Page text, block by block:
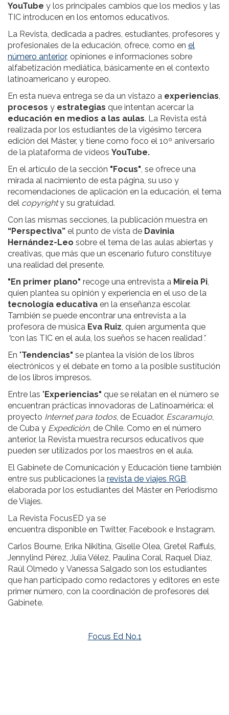
YouTube y los principales cambios que los medios y las
TIC introducen en los entornos educativos.
La Revista, dedicada a padres, estudiantes, profesores y
profesionales de la educación, ofrece, como en el
número anterior, opiniones e informaciones sobre
alfabetización mediática, básicamente en el contexto
latinoamericano y europeo.
En esta nueva entrega se da un vistazo a experiencias,
procesos y estrategias que intentan acercar la
educación en medios a las aulas. La Revista está
realizada por los estudiantes de la vigésimo tercera
edición del Máster, y tiene como foco el 10º aniversario
de la plataforma de vídeos YouTube.
En el artículo de la sección "Focus", se ofrece una
mirada al nacimiento de esta página, su uso y
recomendaciones de aplicación en la educación, el tema
del copyrighty su gratuidad.
Con las mismas secciones, la publicación muestra en
“Perspectiva” el punto de vista de Davinia
Hernández-Leo sobre el tema de las aulas abiertas y
creativas, que más que un escenario futuro constituye
una realidad del presente.
"En primer plano" recoge una entrevista a Mireia Pi,
quien plantea su opinión y experiencia en el uso de la
tecnología educativa en la enseñanza escolar.
También se puede encontrar una entrevista a la
profesora de música Eva Ruiz, quien argumenta que
“con las TIC en el aula, los sueños se hacen realidad”.
En "Tendencias" se plantea la visión de los libros
electrónicos y el debate en torno a la posible sustitución
de los libros impresos.
Entre las "Experiencias" que se relatan en el número se
encuentran prácticas innovadoras de Latinoamérica: el
proyecto Internet para todos, de Ecuador, Escaramujo,
de Cuba y Expedición, de Chile. Como en el número
anterior, la Revista muestra recursos educativos que
pueden ser utilizados por los maestros en el aula.
El Gabinete de Comunicación y Educación tiene también
entre sus publicaciones la revista de viajes RGB,
elaborada por los estudiantes del Máster en Periodismo
de Viajes.
La Revista FocusED ya se
encuentra disponible en Twitter, Facebook e Instagram.
Carlos Bourne, Erika Nikitina, Giselle Olea, Gretel Raffuls,
Jennylind Pérez, Julia Vélez, Paulina Coral, Raquel Díaz,
Raúl Olmedo y Vanessa Salgado son los estudiantes
que han participado como redactores y editores en este
primer número, con la coordinación de profesores del
Gabinete.
Focus Ed No.1